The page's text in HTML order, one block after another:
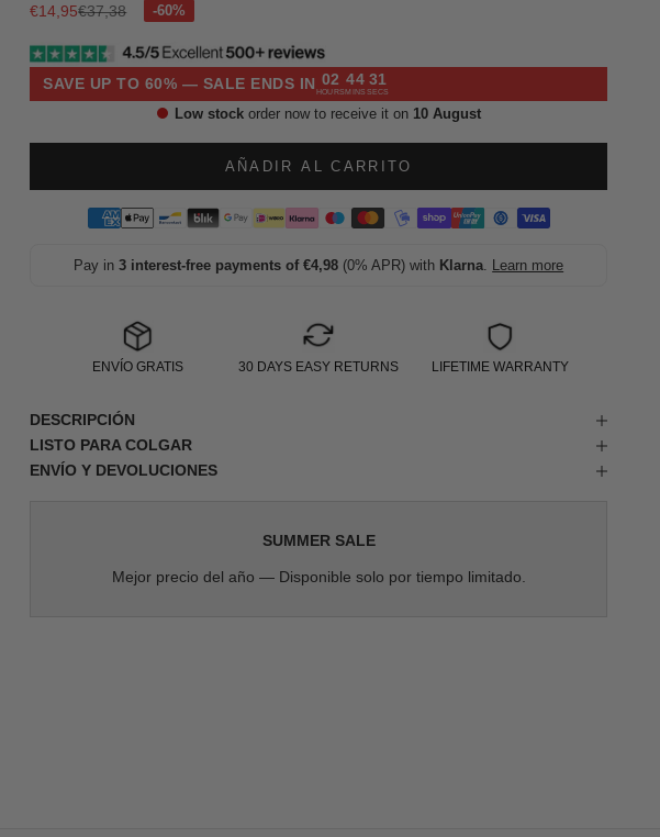
Precio de oferta
€14,95Precio normal
€37,38
SAVE UP TO 60% — SALE ENDS IN 02
HOURS
44
MINS
30
SECS
Low stockorder now to receive it on 10 August
AÑADIR AL CARRITO
Pay in3 interest-free payments of €4,98 (0% APR) with Klarna. Learn more
ENVÍO GRATIS 30 DAYS EASY RETURNS LIFETIME WARRANTY
DESCRIPCIÓN
LISTO PARA COLGAR
ENVÍO Y DEVOLUCIONES
SUMMER SALE
Mejor precio del año — Disponible solo por tiempo limitado.